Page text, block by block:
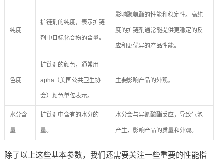
纯度
扩链剂的纯度，表示扩链
剂中目标化合物的含量。
影响聚氨酯的性能和稳定性。高纯
度的扩链剂通常能提供更稳定的反
应和更优异的产品性能。
色度
扩链剂的颜色，通常用
apha（美国公共卫生协
会）颜色单位表示。
主要影响产品的外观。
水分含
量
扩链剂中含有的水分的
量。
水分会与异氰酸酯反应，导致气泡
产生，影响产品的质量和外观。
除了以上这些基本参数，我们还需要关注一些重要的性能指